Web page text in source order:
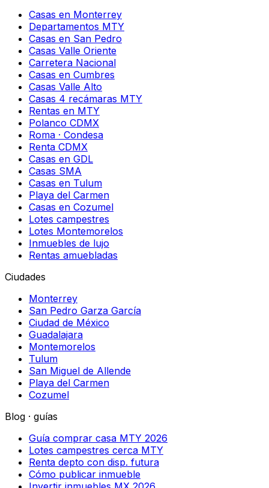
Casas en Monterrey
Departamentos MTY
Casas en San Pedro
Casas Valle Oriente
Carretera Nacional
Casas en Cumbres
Casas Valle Alto
Casas 4 recámaras MTY
Rentas en MTY
Polanco CDMX
Roma · Condesa
Renta CDMX
Casas en GDL
Casas SMA
Casas en Tulum
Playa del Carmen
Casas en Cozumel
Lotes campestres
Lotes Montemorelos
Inmuebles de lujo
Rentas amuebladas
Ciudades
Monterrey
San Pedro Garza García
Ciudad de México
Guadalajara
Montemorelos
Tulum
San Miguel de Allende
Playa del Carmen
Cozumel
Blog · guías
Guía comprar casa MTY 2026
Lotes campestres cerca MTY
Renta depto con disp. futura
Cómo publicar inmueble